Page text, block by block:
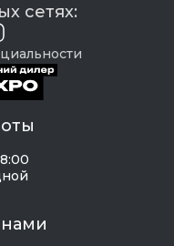
места, где
и другие
красиво
как спереди, так и
стеклу фасада
обзор
сетях:
нами